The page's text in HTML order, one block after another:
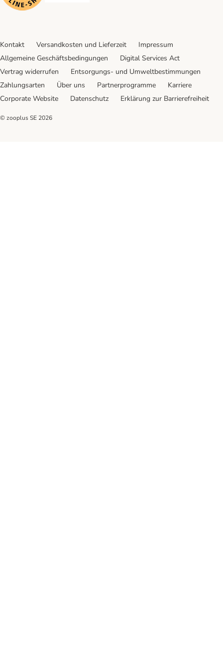
Kontakt Versandkosten und Lieferzeit
Impressum
Allgemeine Geschäftsbedingungen
Digital Services Act
Vertrag widerrufen
Entsorgungs- und Umweltbestimmungen
Zahlungsarten
Über uns Partnerprogramme
Karriere
Corporate Website
Datenschutz Erklärung zur Barrierefreiheit
© zooplus SE 2026